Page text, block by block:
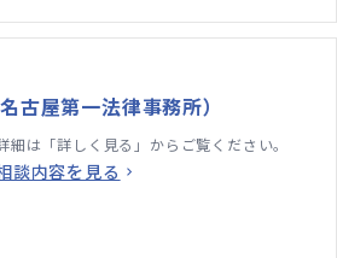
屋第一法律事務所）
細は「詳しく見る」からご覧ください。
談内容を見る